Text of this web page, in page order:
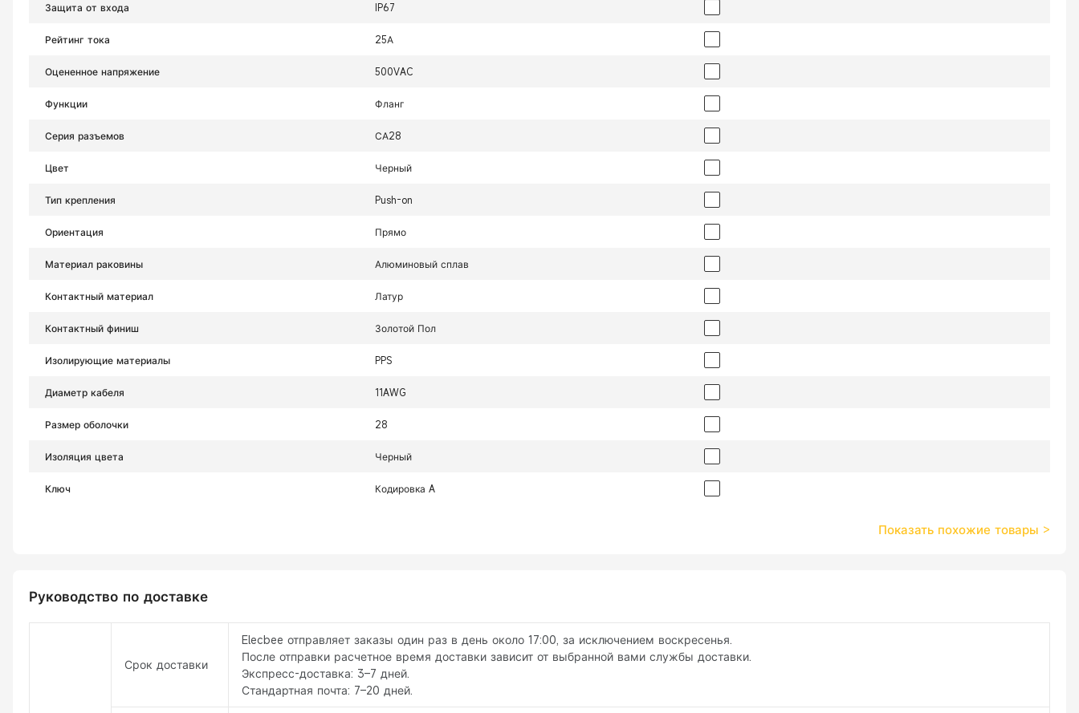
Защита от входа IP67
Рейтинг тока 25А
Оцененное напряжение 500VAC
Функции Фланг
Серия разъемов СА28
Цвет Черный
Тип крепления Push-on
Ориентация Прямо
Материал раковины Алюминовый сплав
Контактный материал Латур
Контактный финиш Золотой Пол
Изолирующие материалы PPS
Диаметр кабеля 11AWG
Размер оболочки 28
Изоляция цвета Черный
Ключ Кодировка A
Показать похожие товары >
Руководство по доставке
Срок доставки
Elecbee отправляет заказы один раз в день около 17:00, за исключением воскресенья.
После отправки расчетное время доставки зависит от выбранной вами службы доставки.
Экспресс-доставка: 3–7 дней.
Стандартная почта: 7–20 дней.